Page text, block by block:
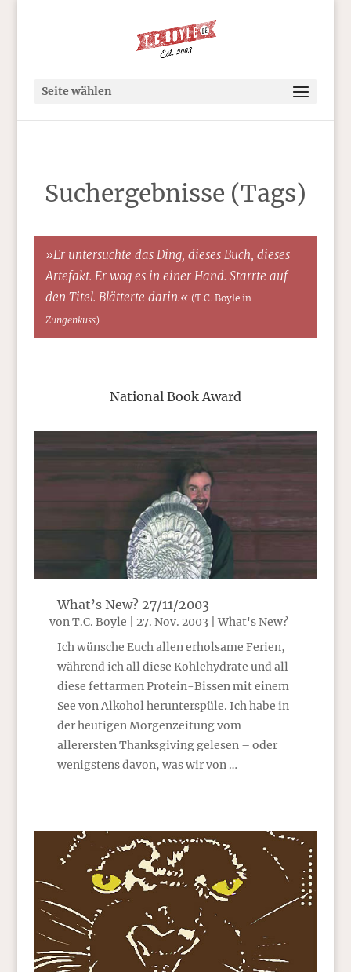
Seite wählen
Suchergebnisse (Tags)
»Er untersuchte das Ding, dieses Buch, dieses
Artefakt. Er wog es in einer Hand. Starrte auf
den Titel. Blätterte darin.« (T.C. Boyle in
Zungenkuss)
National Book Award
What’s New? 27/11/2003
vonT.C. Boyle 27. Nov. 2003 |What's New?
Ich wünsche Euch allen erholsame Ferien,
während ich all diese Kohlehydrate und all
diese fettarmen Protein-Bissen mit einem
See von Alkohol herunterspüle. Ich habe in
der heutigen Morgenzeitung vom
allerersten Thanksgiving gelesen – oder
wenigstens davon, was wir von …